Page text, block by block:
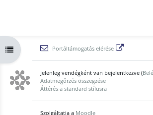
Kurzusmutató megnyitása
Portáltámogatás elérése
Jelenleg vendégként van bejelentkezve (
Adatmegőrzés összegzése
Áttérés a standard stílusra
Szolgáltatja a Moodle